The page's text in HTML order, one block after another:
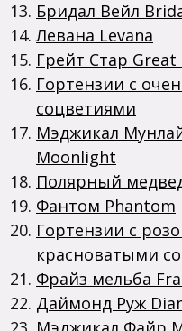
Бридал Вейл
Левана Levana
Грейт Стар Great
Гортензии с
соцветиями
Мэджикал
Moonlight
Полярный
Фантом Phantom
Гортензии с
красноватыми
Фрайз мельба
Даймонд Руж